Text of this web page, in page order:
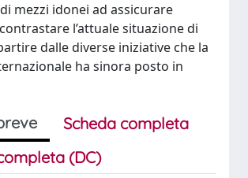
mezzi idonei ad assicurare
l’attuale situazione di
dalle diverse iniziative che la
ha sinora posto in
Scheda completa
(DC)